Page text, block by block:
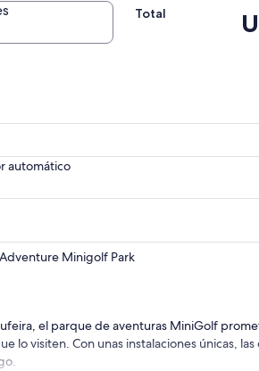
Total
El
automático
Minigolf Park
el parque de aventuras MiniGolf
lo visiten. Con unas instalaciones únicas,